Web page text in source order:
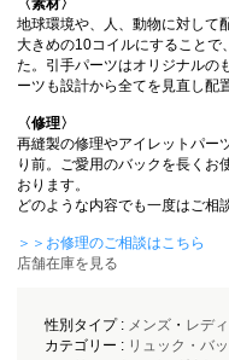
〈素材〉
地球環境や、人、動物に対して
大きめの10コイルにすることで
た。引手パーツはオリジナルの
ーツも設計から全てを見直し配
〈修理〉
再縫製の修理やアイレットパー
り前。ご愛用のバックを長くお
おります。
どのような内容でも一度はご相
＞＞お修理のご相談はこちら
店舗在庫を見る
性別タイプ : メンズ・ レデ
カテゴリー : リュック・バ